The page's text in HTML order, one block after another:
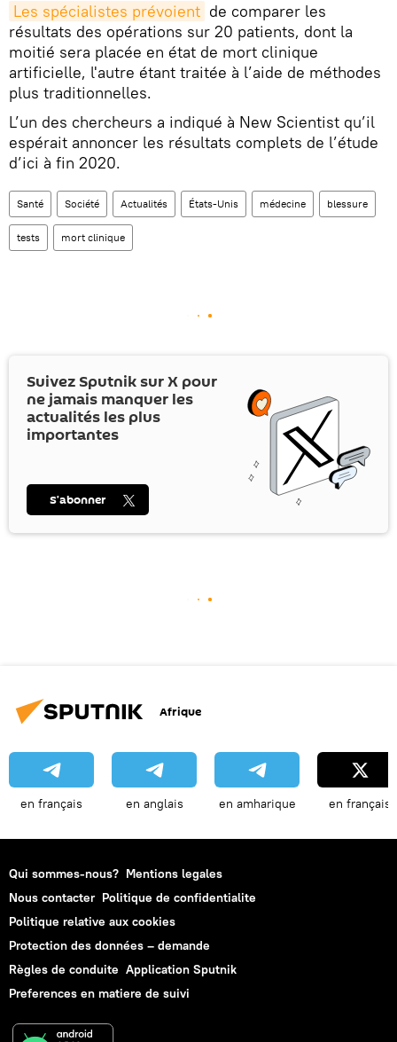
Les spécialistes prévoient de comparer les
résultats des opérations sur 20 patients, dont la
moitié sera placée en état de mort clinique
artificielle, l'autre étant traitée à l’aide de méthodes
plus traditionnelles.
L’un des chercheurs a indiqué à New Scientist qu’il
espérait annoncer les résultats complets de l’étude
d’ici à fin 2020.
Santé Société Actualités États-Unis médecine blessure
tests mort clinique
Suivez Sputnik surX pour
ne jamais manquer les
actualités les plus
importantes
S’abonner
Afrique
en français en anglais en amharique en français
Qui sommes-nous? Mentions legales
Nous contacter Politique de confidentialite
Politique relative aux cookies
Protection des données – demande
Règles de conduite Application Sputnik
Preferences en matiere de suivi